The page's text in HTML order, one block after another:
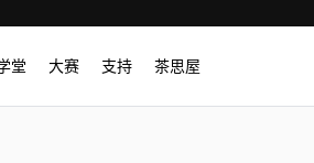
堂 大赛 支持 茶思屋